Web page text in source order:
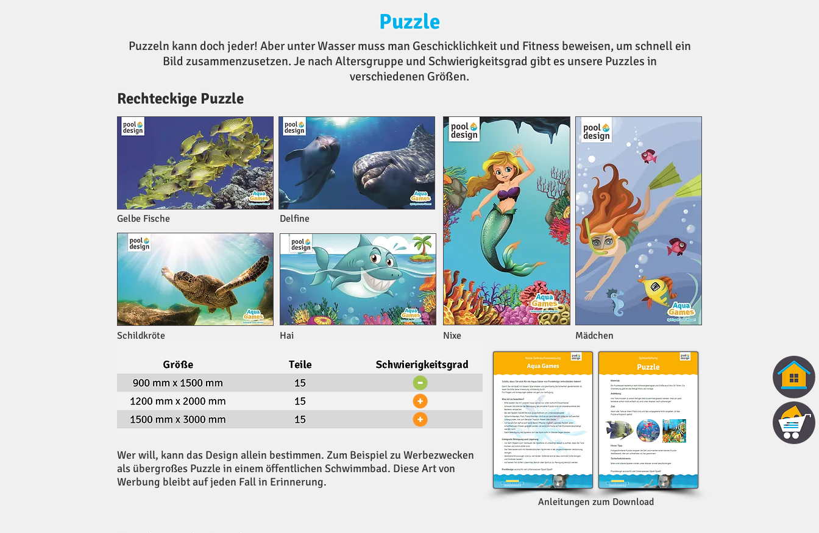
Puzzle
Puzzeln kann doch jeder! Aber unter Wasser muss man Geschicklichkeit und Fitness beweisen, um schnell ein
Bild zusammenzusetzen. Je nach Altersgruppe und Schwierigkeitsgrad gibt es unsere Puzzles in
verschiedenen Größen.
Rechteckige Puzzle
Gelbe Fische Delfine
Schildkröte Hai Nixe Mädchen
Wer will, kann das Design allein bestimmen. Zum Beispiel zu Werbezwecken
als übergroßes Puzzle in einem öffentlichen Schwimmbad. Diese Art von
Werbung bleibt auf jeden Fall in Erinnerung.
Anleitungen zum Download